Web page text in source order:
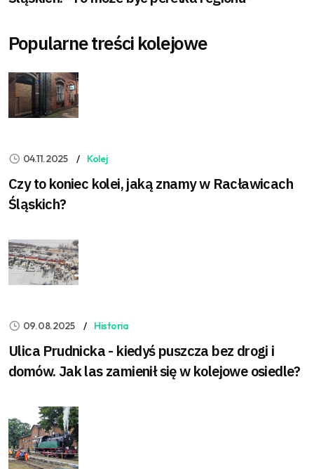
Popularne treści kolejowe
04.11.2025 Kolej
Czy to koniec kolei, jaką znamy w Racławicach
Śląskich?
09.08.2025 Historia
Ulica Prudnicka - kiedyś puszcza bez drogi i
domów. Jak las zamienił się w kolejowe osiedle?